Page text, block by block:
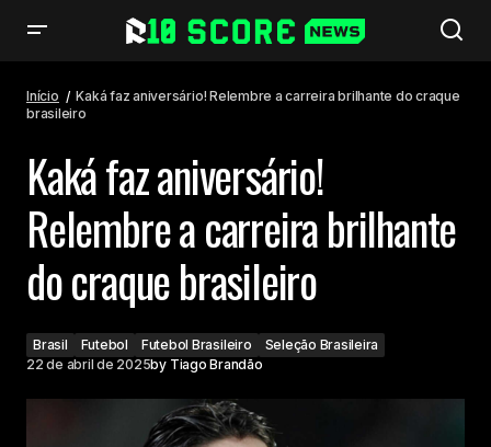
Início
Kaká faz aniversário! Relembre a carreira brilhante do craque
brasileiro
Kaká faz aniversário!
Relembre a carreira brilhante
do craque brasileiro
Brasil Futebol Futebol Brasileiro
Seleção Brasileira
22 de abril de 2025by Tiago Brandão